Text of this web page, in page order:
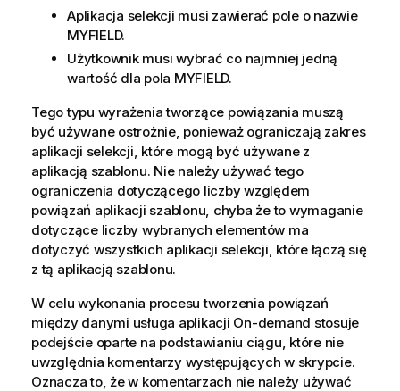
Aplikacja selekcji musi zawierać pole o nazwie
MYFIELD.
Użytkownik musi wybrać co najmniej jedną
wartość dla pola MYFIELD.
Tego typu wyrażenia tworzące powiązania muszą
być używane ostrożnie, ponieważ ograniczają zakres
aplikacji selekcji, które mogą być używane z
aplikacją szablonu. Nie należy używać tego
ograniczenia dotyczącego liczby względem
powiązań aplikacji szablonu, chyba że to wymaganie
dotyczące liczby wybranych elementów ma
dotyczyć wszystkich aplikacji selekcji, które łączą się
z tą aplikacją szablonu.
W celu wykonania procesu tworzenia powiązań
między danymi usługa aplikacji On-demand stosuje
podejście oparte na podstawianiu ciągu, które nie
uwzględnia komentarzy występujących w skrypcie.
Oznacza to, że w komentarzach nie należy używać